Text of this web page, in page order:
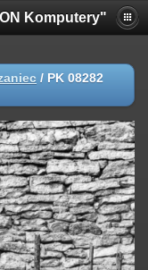
Komputery"
/ PK 08282